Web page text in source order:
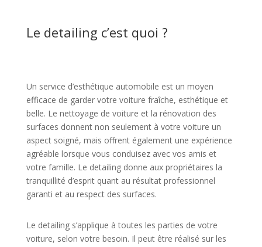
Le detailing c’est quoi ?
Un service d’esthétique automobile est un moyen
efficace de garder votre voiture fraîche, esthétique et
belle. Le nettoyage de voiture et la rénovation des
surfaces donnent non seulement à votre voiture un
aspect soigné, mais offrent également une expérience
agréable lorsque vous conduisez avec vos amis et
votre famille. Le detailing donne aux propriétaires la
tranquillité d’esprit quant au résultat professionnel
garanti et au respect des surfaces.
Le detailing s’applique à toutes les parties de votre
voiture, selon votre besoin. Il peut être réalisé sur les